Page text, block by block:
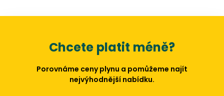
Chcete platit méně?
Porovnáme ceny plynu a pomůžeme najít
nejvýhodnější nabídku.